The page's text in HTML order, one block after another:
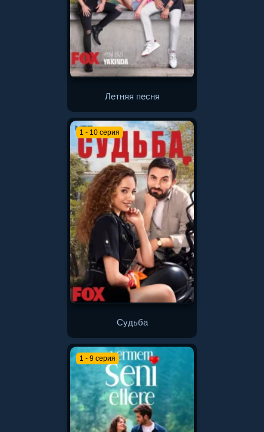
Летняя песня
1 - 10 серия
Судьба
1 - 9 серия